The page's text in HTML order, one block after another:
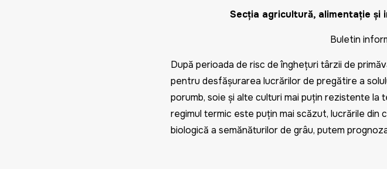
Secția agricultură, alimentație și
Buletin
După perioada de risc de îngheţuri târzii de
pentru desfășurarea lucrărilor de pregătire a
porumb, soie şi alte culturi mai puțin rezistente
regimul termic este puțin mai scăzut, lucrările
biologică a semănăturilor de grâu, putem